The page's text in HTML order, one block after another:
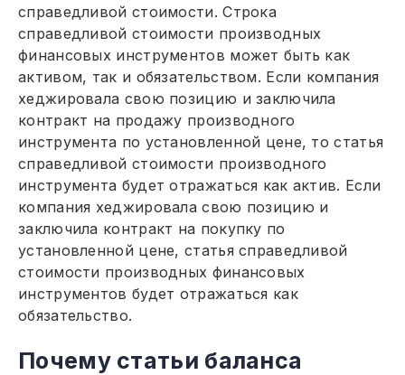
справедливой стоимости. Строка
справедливой стоимости производных
финансовых инструментов может быть как
активом, так и обязательством. Если компания
хеджировала свою позицию и заключила
контракт на продажу производного
инструмента по установленной цене, то статья
справедливой стоимости производного
инструмента будет отражаться как актив. Если
компания хеджировала свою позицию и
заключила контракт на покупку по
установленной цене, статья справедливой
стоимости производных финансовых
инструментов будет отражаться как
обязательство.
Почему статьи баланса